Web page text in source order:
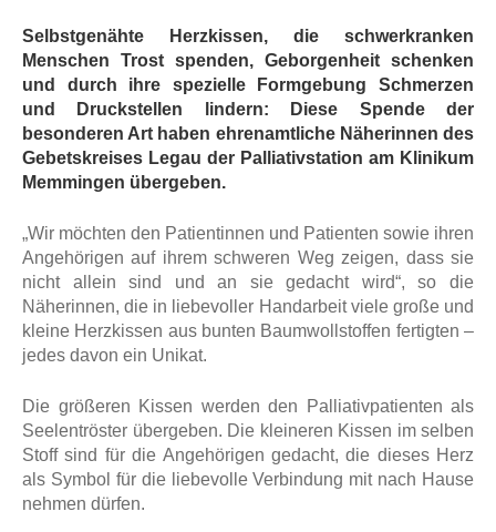
Selbstgenähte Herzkissen, die schwerkranken
Menschen Trost spenden, Geborgenheit schenken
und durch ihre spezielle Formgebung Schmerzen
und Druckstellen lindern: Diese Spende der
besonderen Art haben ehrenamtliche Näherinnen des
Gebetskreises Legau der Palliativstation am Klinikum
Memmingen übergeben.
„Wir möchten den Patientinnen und Patienten sowie ihren
Angehörigen auf ihrem schweren Weg zeigen, dass sie
nicht allein sind und an sie gedacht wird“, so die
Näherinnen, die in liebevoller Handarbeit viele große und
kleine Herzkissen aus bunten Baumwollstoffen fertigten –
jedes davon ein Unikat.
Die größeren Kissen werden den Palliativpatienten als
Seelentröster übergeben. Die kleineren Kissen im selben
Stoff sind für die Angehörigen gedacht, die dieses Herz
als Symbol für die liebevolle Verbindung mit nach Hause
nehmen dürfen.